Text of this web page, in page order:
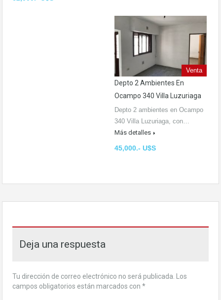
Venta
Depto 2 Ambientes En
Ocampo 340 Villa Luzuriaga
Depto 2 ambientes en Ocampo
340 Villa Luzuriaga, con…
Más detalles
45,000.- U$S
Deja una respuesta
Tu dirección de correo electrónico no será publicada.
Los
campos obligatorios están marcados con *